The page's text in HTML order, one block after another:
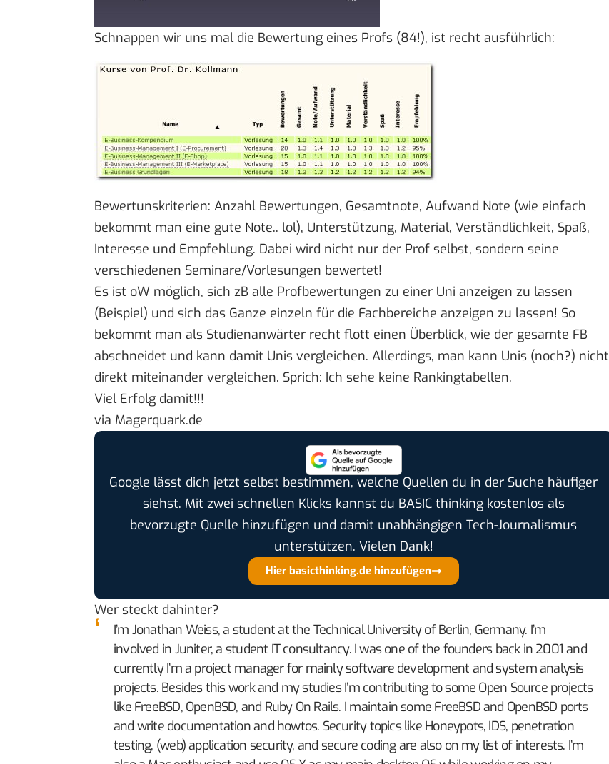
Schnappen wir uns mal die Bewertung eines Profs (84!), ist recht ausführlich:
Bewertunskriterien: Anzahl Bewertungen, Gesamtnote, Aufwand Note (wie einfach
bekommt man eine gute Note.. lol), Unterstützung, Material, Verständlichkeit, Spaß,
Interesse und Empfehlung. Dabei wird nicht nur der Prof selbst, sondern seine
verschiedenen Seminare/Vorlesungen bewertet!
Es ist oW möglich, sich zB alle Profbewertungen zu einer Uni anzeigen zu lassen
(Beispiel) und sich das Ganze einzeln für die Fachbereiche anzeigen zu lassen! So
bekommt man als Studienanwärter recht flott einen Überblick, wie der gesamte FB
abschneidet und kann damit Unis vergleichen. Allerdings, man kann Unis (noch?) nicht
direkt miteinander vergleichen. Sprich: Ich sehe keine Rankingtabellen.
Viel Erfolg damit!!!
via Magerquark.de
Google lässt dich jetzt selbst bestimmen, welche Quellen du in der Suche häufiger
siehst. Mit zwei schnellen Klicks kannst du BASIC thinking kostenlos als
bevorzugte Quelle hinzufügen und damit unabhängigen Tech-Journalismus
unterstützen. Vielen Dank!
Hier basicthinking.de hinzufügen
Wer steckt dahinter?
I’m Jonathan Weiss, a student at the Technical University of Berlin, Germany. I’m
involved in Juniter, a student IT consultancy. I was one of the founders back in 2001 and
currently I’m a project manager for mainly software development and system analysis
projects. Besides this work and my studies I’m contributing to some Open Source projects
like FreeBSD, OpenBSD, and Ruby On Rails. I maintain some FreeBSD and OpenBSD ports
and write documentation and howtos. Security topics like Honeypots, IDS, penetration
testing, (web) application security, and secure coding are also on my list of interests. I’m